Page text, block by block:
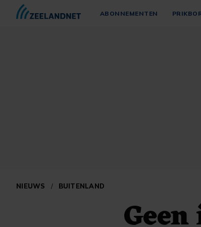
ABONNEMENTEN
NIEUWS / BUITENLAND